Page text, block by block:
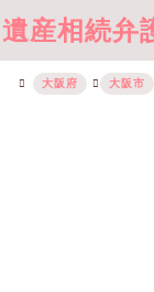
遺産相続弁
大阪府 大阪市